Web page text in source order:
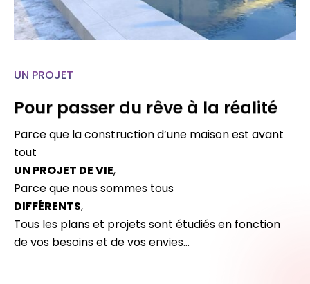
UN PROJET
Pour passer du rêve à la réalité
Parce que la construction d’une maison est avant
tout
UN PROJET DE VIE,
Parce que nous sommes tous
DIFFÉRENTS,
Tous les plans et projets sont étudiés en fonction
de vos besoins et de vos envies…